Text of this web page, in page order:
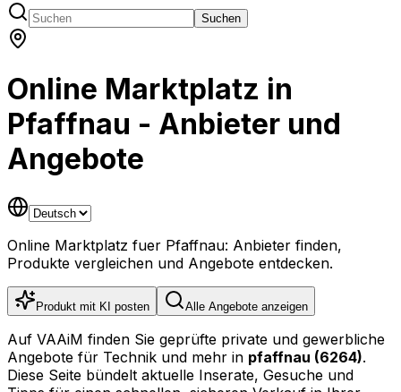
Suchen
Online Marktplatz in
Pfaffnau - Anbieter und
Angebote
Online Marktplatz fuer Pfaffnau: Anbieter finden,
Produkte vergleichen und Angebote entdecken.
Produkt mit KI posten Alle Angebote anzeigen
Auf VAAiM finden Sie geprüfte private und gewerbliche
Angebote für Technik und mehr in pfaffnau (6264).
Diese Seite bündelt aktuelle Inserate, Gesuche und